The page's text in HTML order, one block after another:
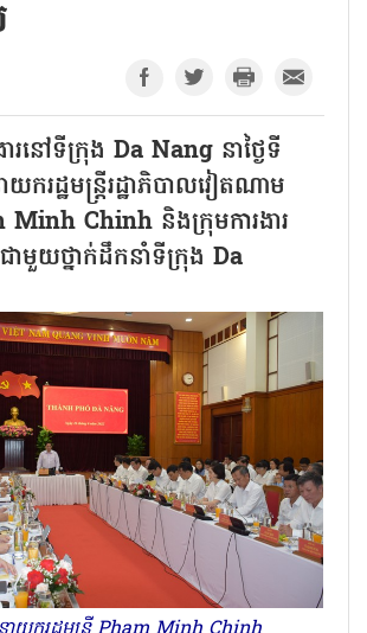
ារនៅទីក្រុង Da Nang នាថ្ងៃទី
រដ្ឋមន្ត្រីរដ្ឋាភិបាលវៀតណាម
Chinh និងក្រុមការងារ
ជាមួយថ្នាក់ដឹកនាំទីក្រុង Da